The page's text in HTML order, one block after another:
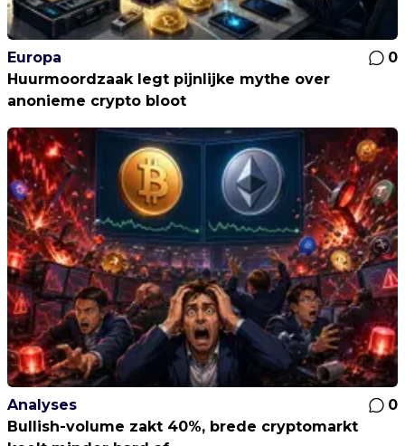
Europa
0
Huurmoordzaak legt pijnlijke mythe over
anonieme crypto bloot
Analyses
0
Bullish-volume zakt 40%, brede cryptomarkt